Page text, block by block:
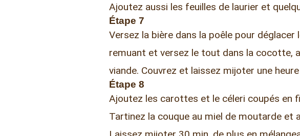
Ajoutez aussi les feuilles de laurier et
Étape 7
Versez la bière dans la poêle pour déglacer
remuant et versez le tout dans la cocotte,
viande. Couvrez et laissez mijoter une
Étape 8
Ajoutez les carottes et le céleri coupés en
Tartinez la couque au miel de moutarde et